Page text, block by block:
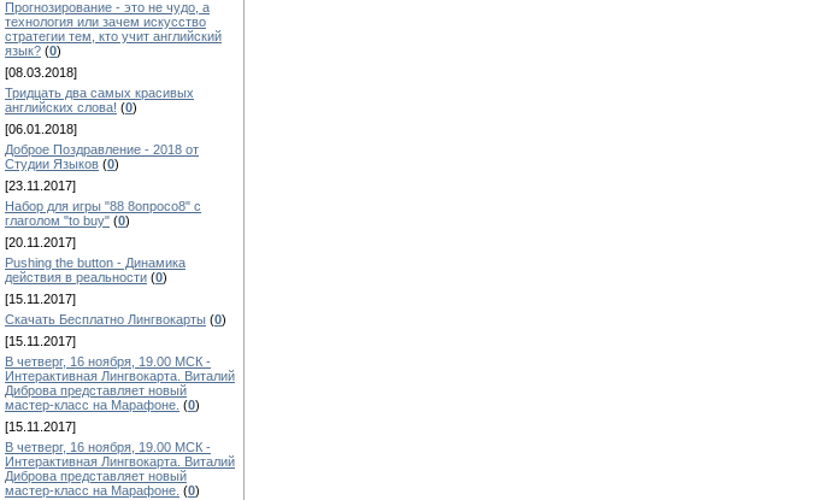
Прогнозирование - это не чудо, а
технология или зачем искусство
стратегии тем, кто учит английский
язык? (0)
[08.03.2018]
Тридцать два самых красивых
английских слова! (0)
[06.01.2018]
Доброе Поздравление - 2018 от
Студии Языков (0)
[23.11.2017]
Набор для игры "88 8опросо8" с
глаголом "to buy" (0)
[20.11.2017]
Pushing the button - Динамика
действия в реальности (0)
[15.11.2017]
Скачать Бесплатно Лингвокарты (0)
[15.11.2017]
В четверг, 16 ноября, 19.00 МСК -
Интерактивная Лингвокарта. Виталий
Диброва представляет новый
мастер-класс на Марафоне. (0)
[15.11.2017]
В четверг, 16 ноября, 19.00 МСК -
Интерактивная Лингвокарта. Виталий
Диброва представляет новый
мастер-класс на Марафоне. (0)